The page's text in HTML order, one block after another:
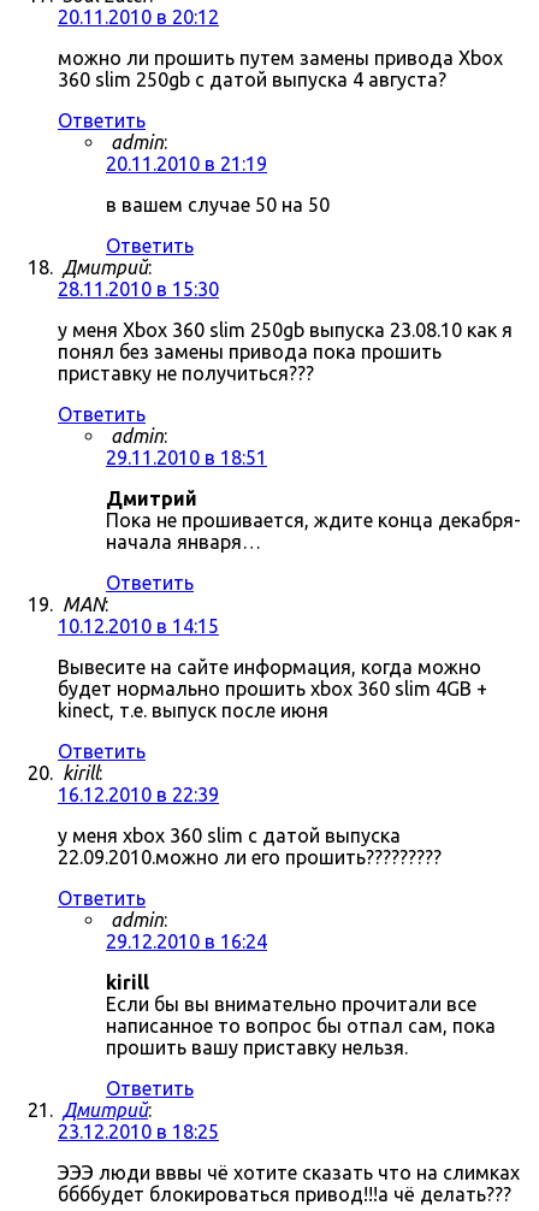
20.11.2010 в 20:12
можно ли прошить путем замены привода Xbox
360 slim 250gb с датой выпуска 4 августа?
Ответить
admin:
20.11.2010 в 21:19
в вашем случае 50 на 50
Ответить
Дмитрий:
28.11.2010 в 15:30
у меня Xbox 360 slim 250gb выпуска 23.08.10 как я
понял без замены привода пока прошить
приставку не получиться???
Ответить
admin:
29.11.2010 в 18:51
Дмитрий
Пока не прошивается, ждите конца декабря-
начала января…
Ответить
MAN:
10.12.2010 в 14:15
Вывесите на сайте информация, когда можно
будет нормально прошить xbox 360 slim 4GB +
kinect, т.е. выпуск после июня
Ответить
kirill:
16.12.2010 в 22:39
у меня xbox 360 slim с датой выпуска
22.09.2010.можно ли его прошить?????????
Ответить
admin:
29.12.2010 в 16:24
kirill
Если бы вы внимательно прочитали все
написанное то вопрос бы отпал сам, пока
прошить вашу приставку нельзя.
Ответить
Дмитрий:
23.12.2010 в 18:25
ЭЭЭ люди вввы чё хотите сказать что на слимках
ббббудет блокироваться привод!!!а чё делать???